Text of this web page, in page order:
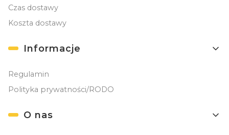
Czas dostawy
Koszta dostawy
Informacje
Regulamin
Polityka prywatności/RODO
O nas